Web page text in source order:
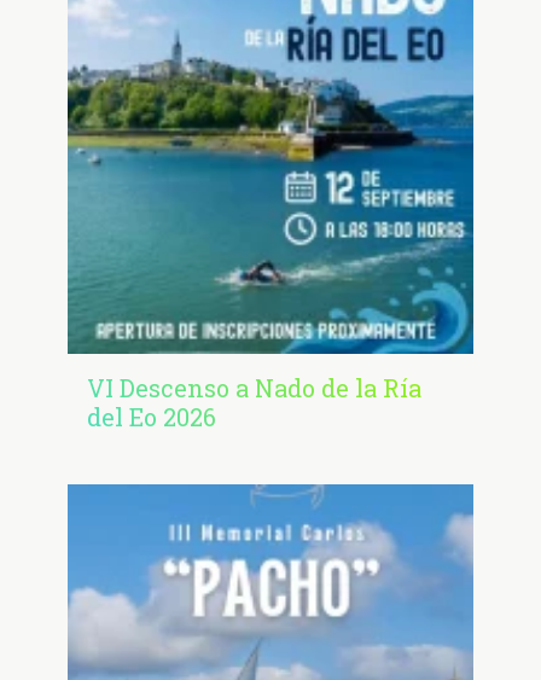
VI Descenso a Nado de la Ría
del Eo 2026